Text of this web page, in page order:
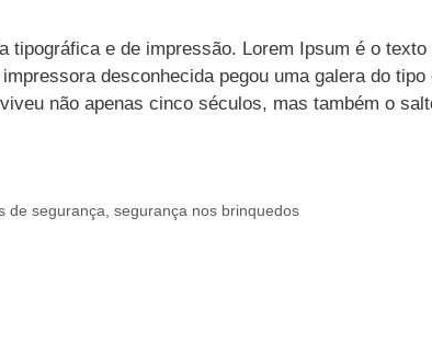
e de impressão. Lorem Ipsum é o texto
desconhecida pegou uma galera do tipo
não apenas cinco séculos, mas também o
de segurança segurança nos brinquedos